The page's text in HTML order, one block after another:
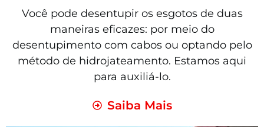
Você pode desentupir os esgotos de duas
maneiras eficazes: por meio do
desentupimento com cabos ou optando pelo
método de hidrojateamento. Estamos aqui
para auxiliá-lo.
Saiba Mais